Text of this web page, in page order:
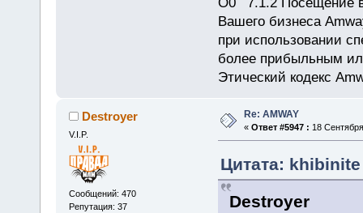
Вашего бизнеса
при использовании
более прибыльным
Этический кодекс
Destroyer
V.I.P.
Сообщений: 470
Репутация: 37
Re: AMWAY
« Ответ #5947 : 18
Цитата:
Destroyer